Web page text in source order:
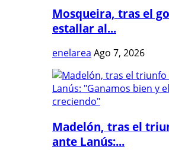
Mosqueira, tras el
estallar al...
enelarea Ago 7, 2026
Madelón, tras el
ante Lanús:...